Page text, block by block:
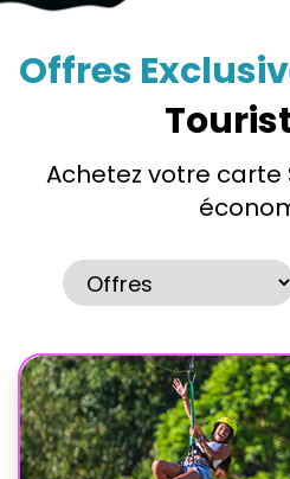
Offres
Achetez votre carte